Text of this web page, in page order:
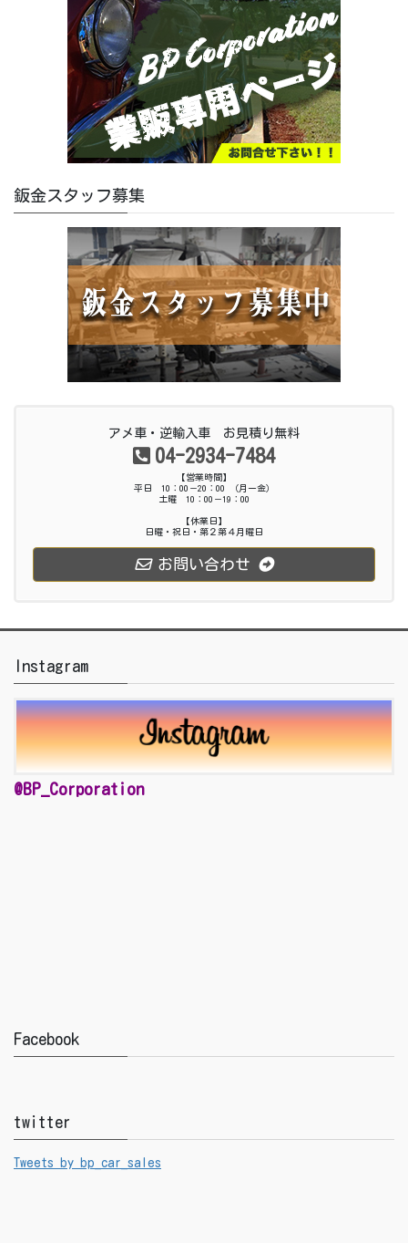
鈑金スタッフ募集
アメ車・逆輸入車 お見積り無料
04-2934-7484
【営業時間】
平日 10：00－20：00 （月ー金）
土曜 10：00－19：00
【休業日】
日曜・祝日・第２第４月曜日
お問い合わせ
Instagram
@BP_Corporation
Facebook
twitter
Tweets by bp_car_sales